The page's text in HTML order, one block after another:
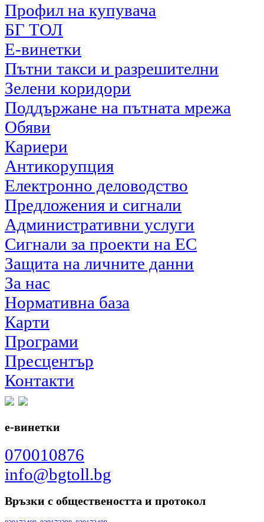
Профил на купувача
БГ ТОЛ
Е-винетки
Пътни такси и разрешителни
Зелени коридори
Поддържане на пътната мрежа
Обяви
Кариери
Антикорупция
Електронно деловодство
Предложения и сигнали
Административни услуги
Сигнали за проекти на ЕС
Защита на личните данни
За нас
Нормативна база
Карти
Програми
Пресцентър
Контакти
е-винетки
070010876
info@bgtoll.bg
Връзки с обществеността и протокол